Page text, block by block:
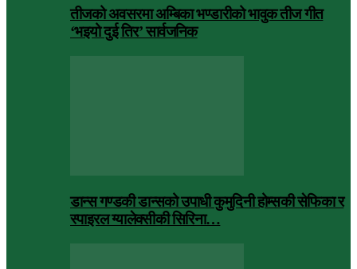
तीजको अवसरमा अम्बिका भण्डारीको भावुक तीज गीत
‘भइयो दुई तिर’ सार्वजनिक
डान्स गण्डकी डान्सको उपाधी कुमुदिनी होम्सकी सेफिका र
स्पाइरल ग्यालेक्सीकी सिरिना…